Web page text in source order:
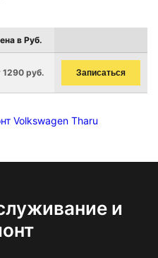
в Руб.
1290 руб. Записаться
Volkswagen Tharu
и